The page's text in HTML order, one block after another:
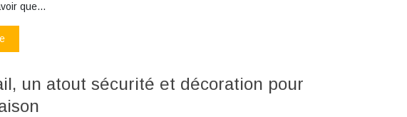
que…
un atout sécurité et décoration pour